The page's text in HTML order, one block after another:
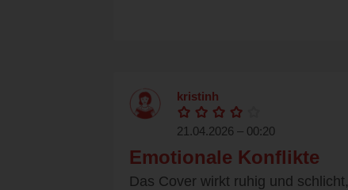
kristinh
21.04.2026 – 00:20
Emotionale Konflikte
Das Cover wirkt ruhig und schlicht,